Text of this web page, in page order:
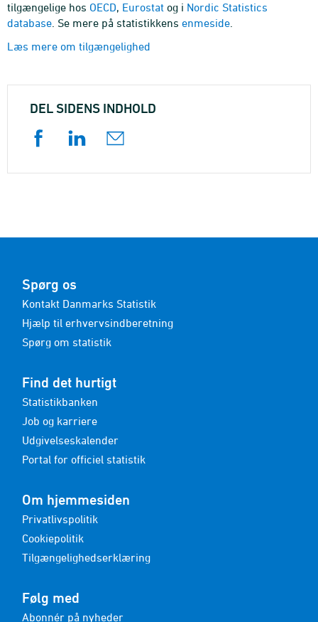
tilgængelige hos OECD, Eurostat og i Nordic Statistics
database . Se mere på statistikkens enmeside
Læs mere om tilgængelighed
DEL SIDENS INDHOLD
Spørg os
Kontakt Danmarks Statistik
Hjælp til erhvervsindberetning
Spørg om statistik
Find det hurtigt
Statistikbanken
Job og karriere
Udgivelseskalender
Portal for officiel statistik
Om hjemmesiden
Privatlivspolitik
Cookiepolitik
Tilgængelighedserklæring
Følg med
Abonnér på nyheder